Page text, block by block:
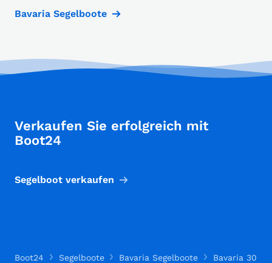
Bavaria Segelboote
Verkaufen Sie erfolgreich mit
Boot24
Segelboot verkaufen
Boot24 Segelboote Bavaria Segelboote Bavaria 30